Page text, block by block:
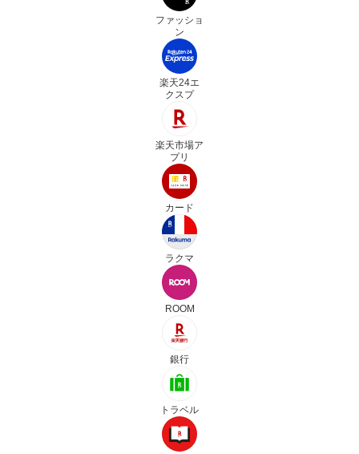
ファッショ
ン
楽天24エ
クスプ
楽天市場ア
プリ
カード
ラクマ
ROOM
銀行
トラベル